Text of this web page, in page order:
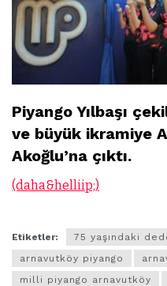
Piyango Yılbaşı
ve büyük ikramiye
Akoğlu’na çıktı.
(daha&helliip;)
Etiketler: 75 yaşındaki
arnavutköy piyango
milli piyango arnavutköy